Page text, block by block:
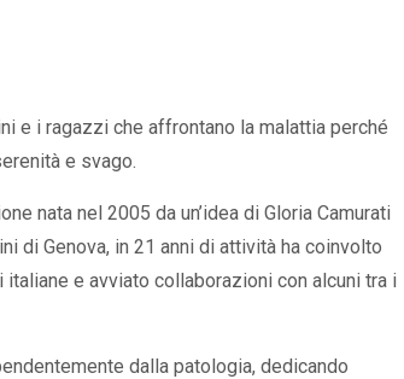
e i ragazzi che affrontano la malattia perché
e svago.
nata nel 2005 da un’idea di Gloria Camurati
di Genova, in 21 anni di attività ha coinvolto
e avviato collaborazioni con alcuni tra i
dalla patologia, dedicando